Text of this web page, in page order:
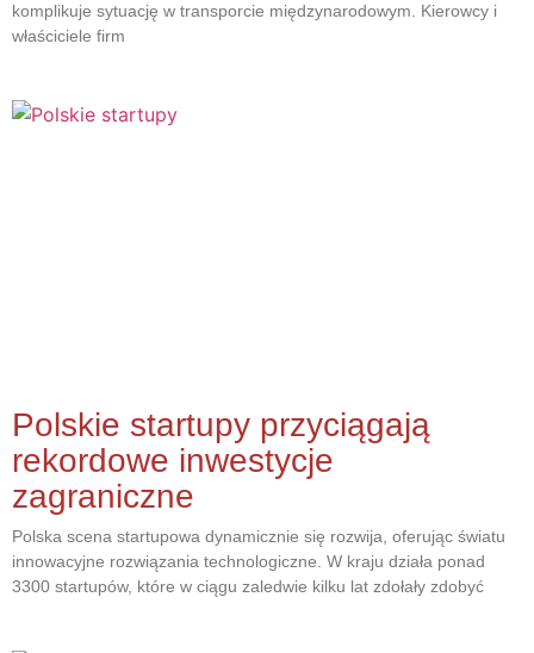
komplikuje sytuację w transporcie międzynarodowym. Kierowcy i
właściciele firm
Polskie startupy przyciągają
rekordowe inwestycje
zagraniczne
Polska scena startupowa dynamicznie się rozwija, oferując światu
innowacyjne rozwiązania technologiczne. W kraju działa ponad
3300 startupów, które w ciągu zaledwie kilku lat zdołały zdobyć